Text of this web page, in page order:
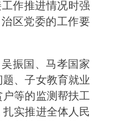
作推进情况时强
区党委的工作要
振国、马孝国家
、子女教育就业
等的监测帮扶工
实推进全体人民